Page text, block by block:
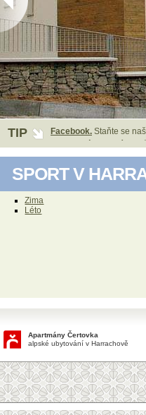
TIP
Pozor! V únoru máme
Facebook. Staňte se
SPORT V
Zima
Léto
Apartmány Čertovka
alpské ubytování v Harrachově